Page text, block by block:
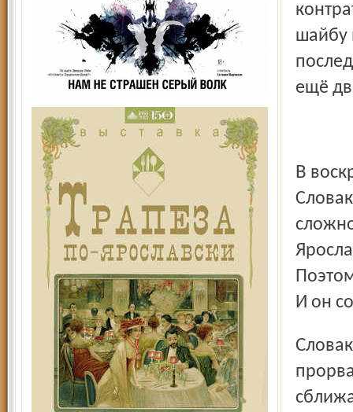
шайбу
ещё
В воскресенье подопечные Тома Роу играли в столице
И он
Словаки открыли счёт на 11-й минуте. Либор Гудачек